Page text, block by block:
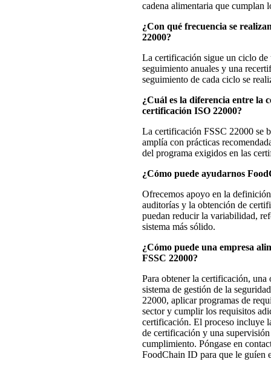
cadena alimentaria que cumplan
¿Con qué frecuencia se
22000?
La certificación sigue un ciclo de
seguimiento anuales y una
seguimiento de cada ciclo se
¿Cuál es la diferencia entre la
certificación ISO 22000?
La certificación FSSC 22000 se
amplía con prácticas
del programa exigidos en las
¿Cómo puede ayudarnos
Ofrecemos apoyo en la
auditorías y la obtención de
puedan reducir la variabilidad,
sistema más sólido.
¿Cómo puede una empresa
FSSC 22000?
Para obtener la certificación,
sistema de gestión de la
22000, aplicar programas de
sector y cumplir los requisitos
certificación. El proceso incluye
de certificación y una
cumplimiento. Póngase en
FoodChain ID para que le guíen